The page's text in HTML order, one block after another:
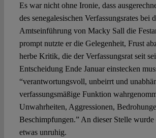
Es war nicht ohne Ironie, dass
des senegalesischen Verfassungsrates bei
Amtseinführung von Macky Sall die
prompt nutzte er die Gelegenheit, Frust
herbe Kritik, die der Verfassungsrat seit
Entscheidung Ende Januar einstecken
“verantwortungsvoll, unbeirrt und
verfassungsmäßige Funktion
Unwahrheiten, Aggressionen,
Beschimpfungen.” An dieser Stelle
etwas unruhig.